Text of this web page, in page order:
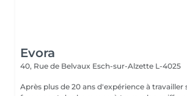
Evora
40, Rue de Belvaux Esch-sur-Alzette L-4025
Après plus de 20 ans d'expérience à travailler